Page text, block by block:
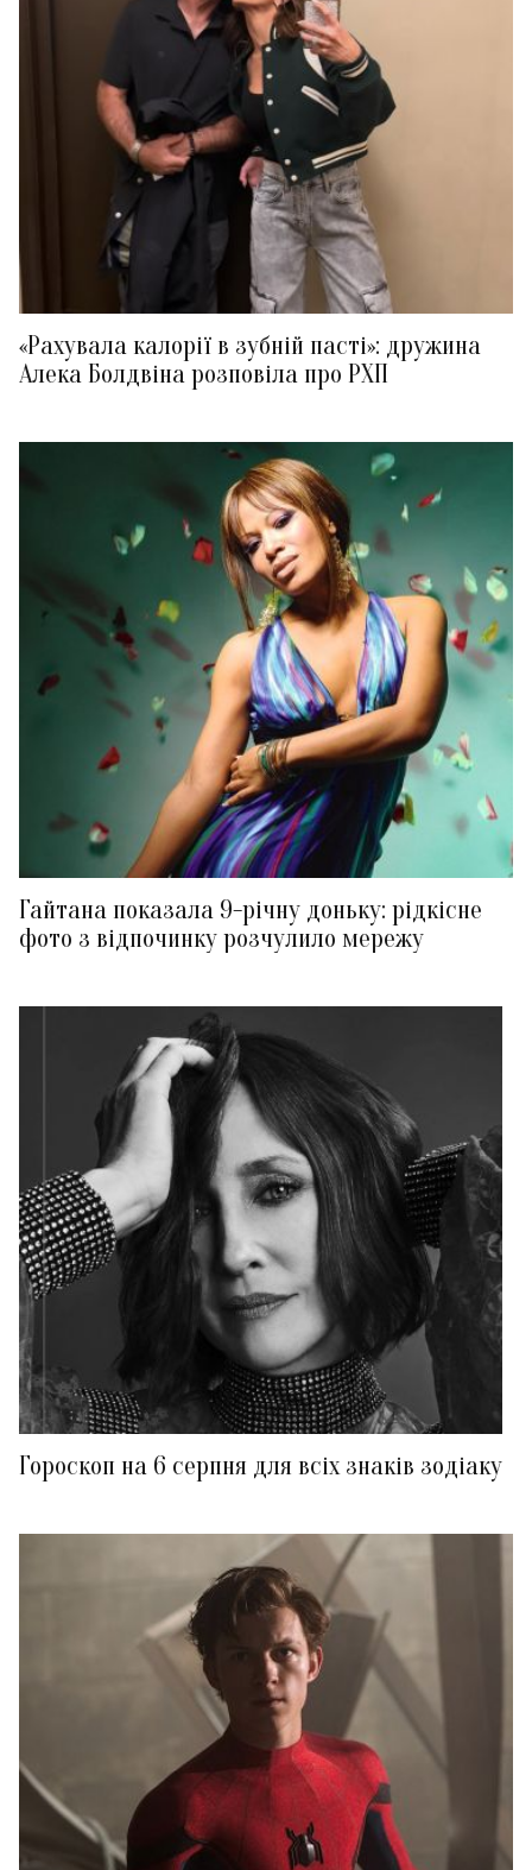
«Рахувала калорії в зубній пасті»: дружина
Алека Болдвіна розповіла про РХП
Гайтана показала 9-річну доньку: рідкісне
фото з відпочинку розчулило мережу
Гороскоп на 6 серпня для всіх знаків зодіаку